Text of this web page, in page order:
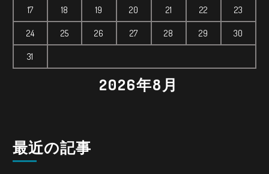
2026年8月
17 18 19 20 21 22 23
24 25 26 27 28 29 30
31
最近の記事